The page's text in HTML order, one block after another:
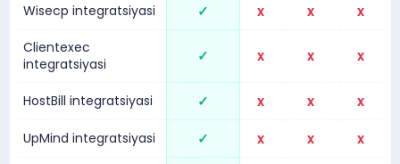
Wisecp integratsiyasi ✓ x x x
Clientexec
integratsiyasi
✓ x x x
HostBill integratsiyasi ✓ x x x
UpMind integratsiyasi ✓ x x x